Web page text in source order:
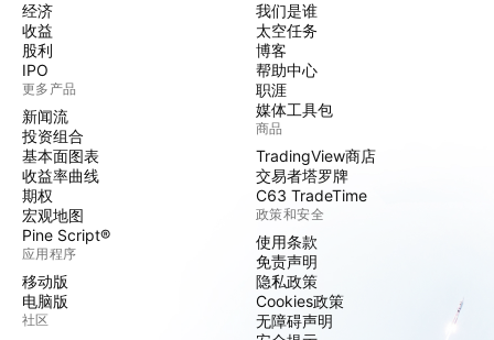
经济
收益
股利
IPO
更多产品
新闻流
投资组合
基本面图表
收益率曲线
期权
宏观地图
Pine Script®
应用程序
移动版
电脑版
社区
我们是谁
太空任务
博客
帮助中心
职涯
媒体工具包
商品
TradingView商店
交易者塔罗牌
C63 TradeTime
政策和安全
使用条款
免责声明
隐私政策
Cookies政策
无障碍声明